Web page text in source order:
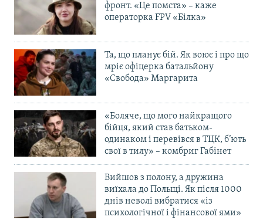
фронт. «Це помста» – каже
операторка FPV «Білка»
Та, що планує бій. Як воює і про що
мріє офіцерка батальйону
«Свобода» Маргарита
«Боляче, що мого найкращого
бійця, який став батьком-
одинаком і перевівся в ТЦК, б’ють
свої в тилу» – комбриг Габінет
Вийшов з полону, а дружина
виїхала до Польщі. Як після 1000
днів неволі вибратися «із
психологічної і фінансової ями»